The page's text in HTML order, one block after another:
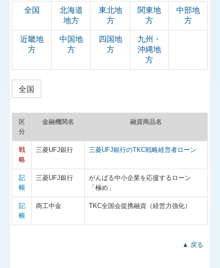
全国
北海道
地方
東北地
方
関東地
方
中部地
方
近畿地
方
中国地
方
四国地
方
九州・
沖縄地
方
全国
区
分
金融機関名 融資商品名
戦
略
三菱UFJ銀行 三菱UFJ銀行のTKC戦略経営者ローン
記
帳
三菱UFJ銀行
がんばる中小企業を応援するローン
「極め」
記
帳
商工中金 TKC全国会提携融資（経営力強化）
▲ 戻る